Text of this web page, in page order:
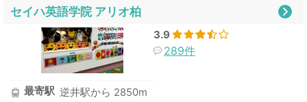
セイハ英語学院 アリオ柏
3.9
289件
最寄駅 逆井駅から 2850m